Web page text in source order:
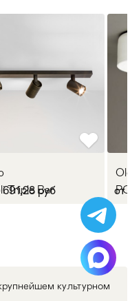
Triple Bar
руб от
культурном